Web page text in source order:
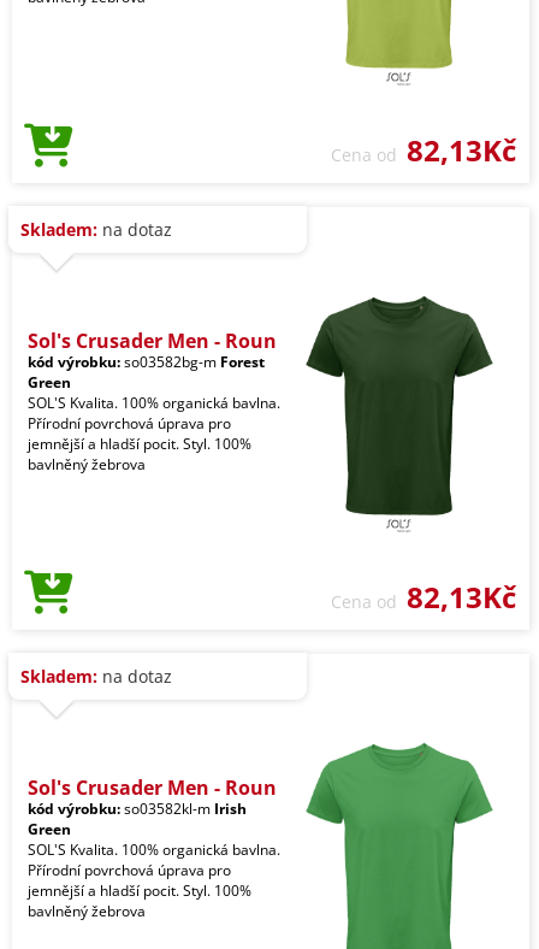
Cena od 82,13Kč
Skladem: na dotaz
Sol's Crusader Men - Roun
kód výrobku:so03582bg-m Forest
Green
SOL'S Kvalita. 100% organická bavlna.
Přírodní povrchová úprava pro
jemnější a hladší pocit. Styl. 100%
bavlněný žebrova
Cena od 82,13Kč
Skladem: na dotaz
Sol's Crusader Men - Roun
kód výrobku:so03582kl-m Irish
Green
SOL'S Kvalita. 100% organická bavlna.
Přírodní povrchová úprava pro
jemnější a hladší pocit. Styl. 100%
bavlněný žebrova